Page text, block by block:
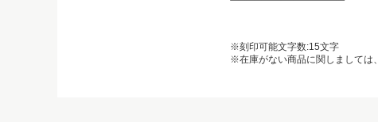
※刻印可能文字数:15文字
※在庫がない商品に関しましては